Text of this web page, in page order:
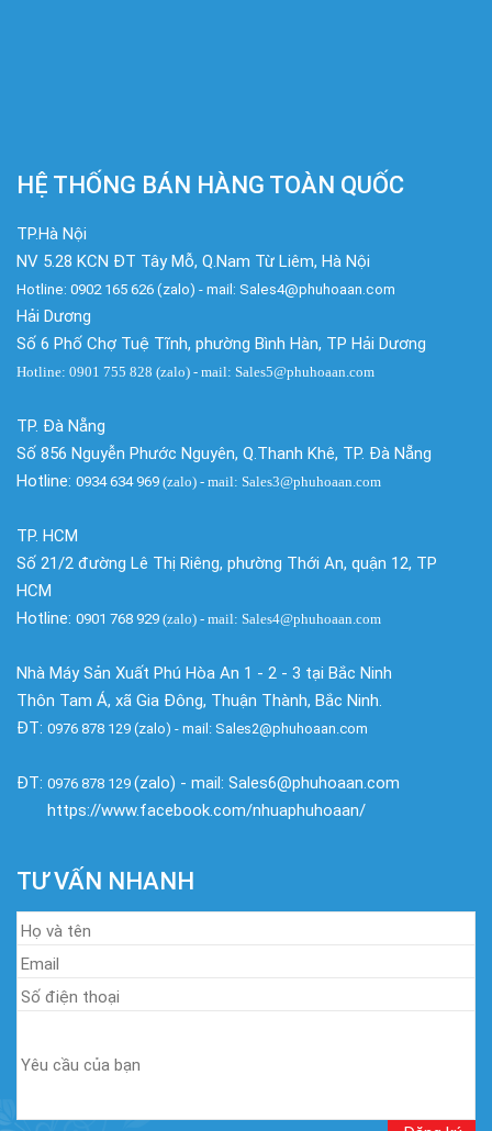
HỆ THỐNG BÁN HÀNG TOÀN QUỐC
TP.Hà Nội
NV 5.28 KCN ĐT Tây Mỗ, Q.Nam Từ Liêm, Hà Nội
Hotline: 0902 165 626 (zalo) - mail: Sales4@phuhoaan.com
Hải Dương
Số 6 Phố Chợ Tuệ Tĩnh, phường Bình Hàn, TP Hải Dương
Hotline: 0901 755 828 (zalo) - mail: Sales5@phuhoaan.com
TP. Đà Nẵng
Số 856 Nguyễn Phước Nguyên, Q.Thanh Khê, TP. Đà Nẵng
Hotline: 0934 634 969 (zalo) - mail: Sales3@phuhoaan.com
TP. HCM
Số 21/2 đường Lê Thị Riêng, phường Thới An, quận 12, TP
HCM
Hotline: 0901 768 929 (zalo) - mail: Sales4@phuhoaan.com
Nhà Máy Sản Xuất Phú Hòa An 1 - 2 - 3 tại Bắc Ninh
Thôn Tam Á, xã Gia Đông, Thuận Thành, Bắc Ninh.
ĐT: 0976 878 129 (zalo) - mail: Sales2@phuhoaan.com
ĐT: 0976 878 129 (zalo) - mail: Sales6@phuhoaan.com
https://www.facebook.com/nhuaphuhoaan/
TƯ VẤN NHANH